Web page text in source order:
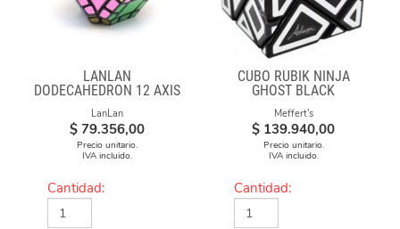
LANLAN
DODECAHEDRON 12 AXIS
LanLan
$ 79.356,00
Precio unitario.
IVA incluido.
Cantidad:
CUBO RUBIK NINJA
GHOST BLACK
Meffert's
$ 139.940,00
Precio unitario.
IVA incluido.
Cantidad: